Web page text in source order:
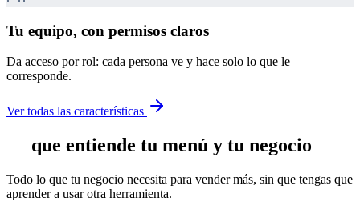
Tu equipo, con permisos claros
Da acceso por rol: cada persona ve y hace solo lo que le
corresponde.
Ver todas las características
que entiende tu menú y tu negocio
Todo lo que tu negocio necesita para vender más, sin que tengas que
aprender a usar otra herramienta.